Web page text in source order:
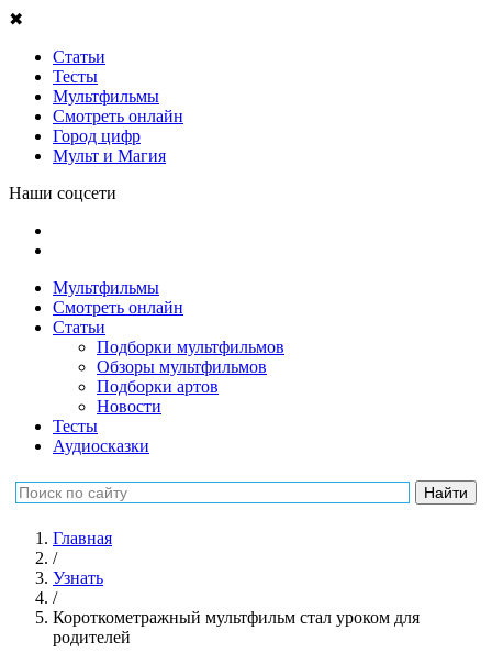
✖
Статьи
Тесты
Мультфильмы
Смотреть онлайн
Город цифр
Мульт и Магия
Наши соцсети
Мультфильмы
Смотреть онлайн
Статьи
Подборки мультфильмов
Обзоры мультфильмов
Подборки артов
Новости
Тесты
Аудиосказки
Главная
/
Узнать
/
Короткометражный мультфильм стал уроком для
родителей